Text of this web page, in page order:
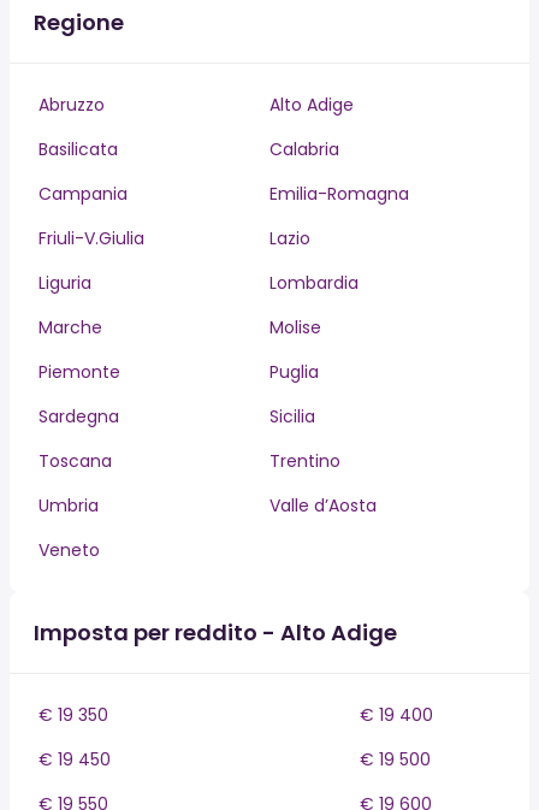
Regione
Abruzzo
Alto Adige
Basilicata
Calabria
Campania
Emilia-Romagna
Friuli-V.Giulia
Lazio
Liguria
Lombardia
Marche
Molise
Piemonte
Puglia
Sardegna
Sicilia
Toscana
Trentino
Umbria
Valle d’Aosta
Veneto
Imposta per reddito - Alto Adige
€ 19 350
€ 19 400
€ 19 450
€ 19 500
€ 19 550
€ 19 600